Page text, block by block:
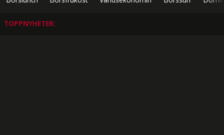
TOPPNYHETER: